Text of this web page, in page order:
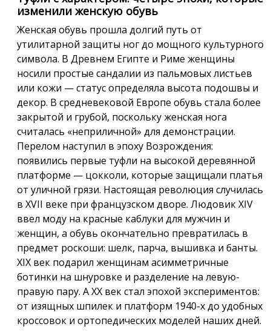
изменили женскую обувь
Женская обувь прошла долгий путь от
утилитарной защиты ног до мощного культурного
символа. В Древнем Египте и Риме женщины
носили простые сандалии из пальмовых листьев
или кожи — статус определяла высота подошвы и
декор. В средневековой Европе обувь стала более
закрытой и грубой, поскольку женская нога
считалась «неприличной» для демонстрации.
Перелом наступил в эпоху Возрождения:
появились первые туфли на высокой деревянной
платформе — цокколи, которые защищали платья
от уличной грязи. Настоящая революция случилась
в XVII веке при французском дворе. Людовик XIV
ввел моду на красные каблуки для мужчин и
женщин, а обувь окончательно превратилась в
предмет роскоши: шелк, парча, вышивка и банты.
XIX век подарил женщинам асимметричные
ботинки на шнуровке и разделение на левую-
правую пару. А XX век стал эпохой экспериментов:
от изящных шпилек и платформ 1940-х до удобных
кроссовок и ортопедических моделей наших дней.